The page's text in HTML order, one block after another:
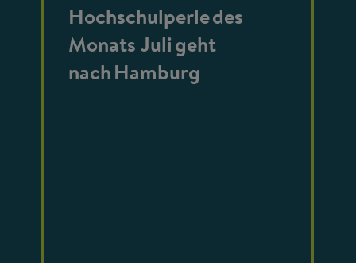
Hochschulperle des
Monats Juli geht
nach Hamburg